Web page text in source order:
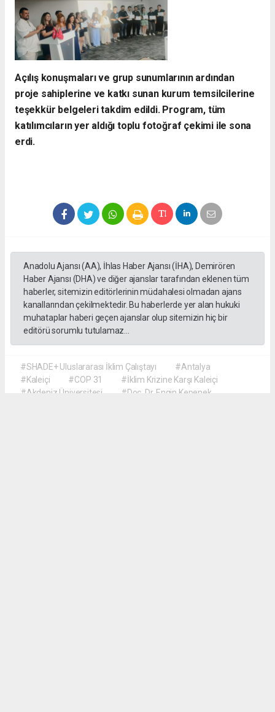
​Açılış konuşmaları ve grup sunumlarının ardından
proje sahiplerine ve katkı sunan kurum temsilcilerine
teşekkür belgeleri takdim edildi. Program, tüm
katılımcıların yer aldığı toplu fotoğraf çekimi ile sona
erdi.
Anadolu Ajansı (AA), İhlas Haber Ajansı (İHA), Demirören
Haber Ajansı (DHA) ve diğer ajanslar tarafından eklenen tüm
haberler, sitemizin editörlerinin müdahalesi olmadan ajans
kanallarından çekilmektedir. Bu haberlerde yer alan hukuki
muhataplar haberi geçen ajanslar olup sitemizin hiç bir
editörü sorumlu tutulamaz...
#SHADE+ Uluslararası İklim Çalıştayı
#Antalya
#Kaleiçi
#COP 31
#İklim Krizine Karşı Kaleiçi
#Akdeniz Üniversitesi
#Doç. Dr. Engin Kepenek